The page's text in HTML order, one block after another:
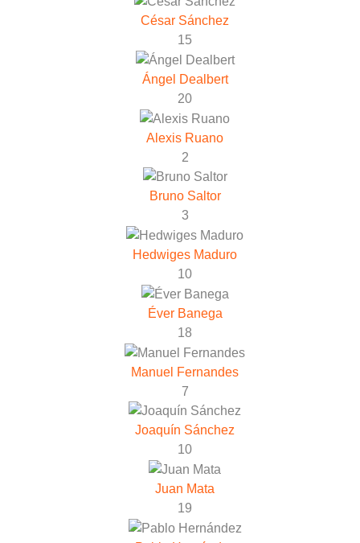
César Sánchez
15
Ángel Dealbert
20
Alexis Ruano
2
Bruno Saltor
3
Hedwiges Maduro
10
Éver Banega
18
Manuel Fernandes
7
Joaquín Sánchez
10
Juan Mata
19